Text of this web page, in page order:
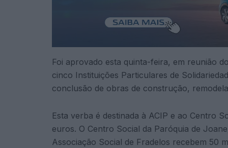
Foi aprovado esta quinta-feira, em reunião
cinco Instituições Particulares de
conclusão de obras de construção,
Esta verba é destinada à ACIP e ao Centro
euros. O Centro Social da Paróquia de
Associação Social de Fradelos recebem 50